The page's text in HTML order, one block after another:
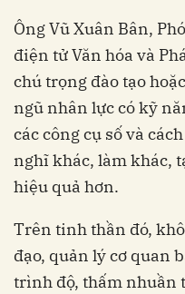
Ông Vũ Xuân Bân,
điện tử Văn hóa và
chú trọng đào tạo
ngũ nhân lực có kỹ
các công cụ số và
nghĩ khác, làm khác,
hiệu quả hơn.
Trên tinh thần đó,
đạo, quản lý cơ quan
trình độ, thấm nhuần